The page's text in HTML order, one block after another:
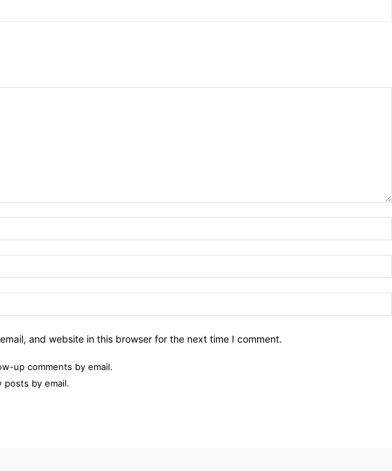
and website in this browser for the next time I comment.
up comments by email.
posts by email.